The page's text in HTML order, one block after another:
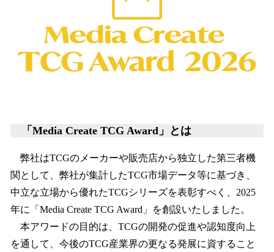
「Media Create TCG Award」とは
弊社はTCGのメーカーや販売店から独立した第三者機
関として、弊社が集計したTCG市場データ等に基づき、
中立な立場から優れたTCGシリーズを表彰すべく、2025
年に「Media Create TCG Award」を創設いたしました。
本アワードの目的は、TCGの開発の促進や認知度向上
を通して、今後のTCG産業界の更なる発展に資すること